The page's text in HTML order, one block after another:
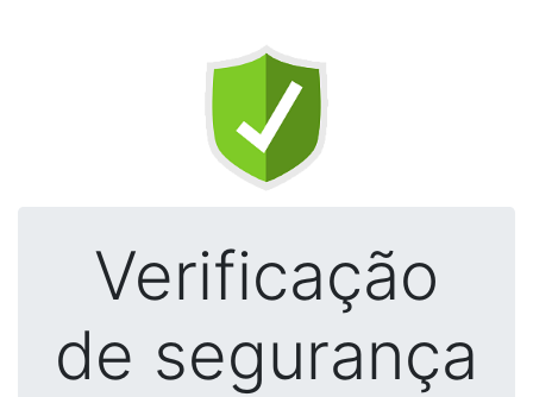
Verificação
de segurança